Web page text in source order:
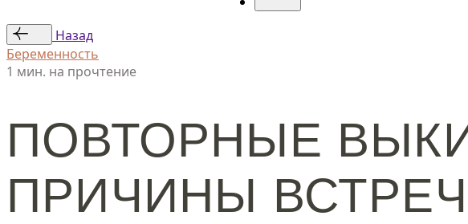
Назад
Беременность
1 мин. на прочтение
ПОВТОРНЫЕ
ПРИЧИНЫ